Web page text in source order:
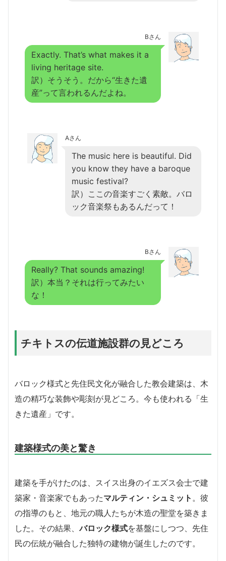
Bさん
Exactly. That’s what makes it a
living heritage site.
訳）そうそう。だから“生きた遺
産”って言われるんだよね。
Aさん
The music here is beautiful. Did
you know they have a baroque
music festival?
訳）ここの音楽すごく素敵。バロ
ック音楽祭もあるんだって！
Bさん
Really? That sounds amazing!
訳）本当？それは行ってみたい
な！
チキトスの伝道施設群の見どころ
バロック様式と先住民文化が融合した教会建築は、木
造の精巧な装飾や彫刻が見どころ。今も使われる「生
きた遺産」です。
建築様式の美と驚き
建築を手がけたのは、スイス出身のイエズス会士で建
築家・音楽家でもあったマルティン・シュミット 。彼
の指導のもと、地元の職人たちが木造の聖堂を築きま
した。その結果、バロック様式を基盤にしつつ、先住
民の伝統が融合した独特の建物が誕生したのです。